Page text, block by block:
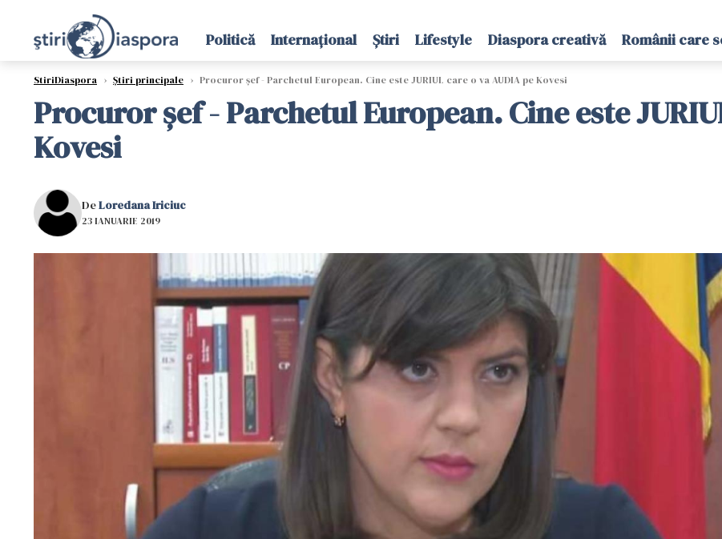
Politică Internațional Știri Lifestyle Diaspora creativă Românii care
StiriDiaspora › Știri principale › Procuror șef - Parchetul European. Cine este JURIUL care o va AUDIA pe Kovesi
Procuror șef - Parchetul European. Cine este
Kovesi
DeLoredana Iriciuc
23 IANUARIE 2019